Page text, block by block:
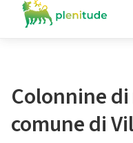
Colonnine
comune di